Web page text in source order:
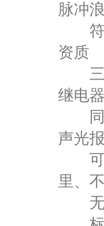
脉冲
符合
资质
三线
继电
同时
声光
可选
里、
无